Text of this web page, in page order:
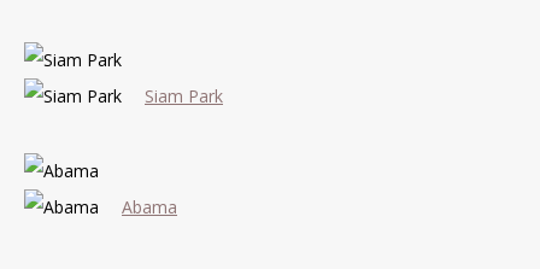
Siam Park
Abama